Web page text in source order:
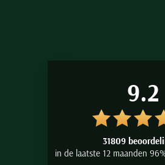
9.2
31809
in de laatste 12 maanden